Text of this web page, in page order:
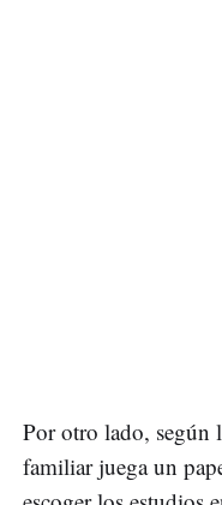
Por otro lado, según
familiar juega un